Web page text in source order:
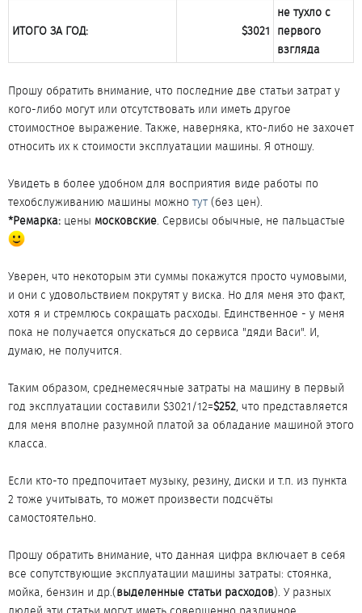
ИТОГО ЗА ГОД: $3021
не тухло с
первого
взгляда
Прошу обратить внимание, что последние две статьи затрат у
кого-либо могут или отсутствовать или иметь другое
стоимостное выражение. Также, наверняка, кто-либо не захочет
относить их к стоимости эксплуатации машины. Я отношу.
Увидеть в более удобном для восприятия виде работы по
техобслуживанию машины можно тут (без цен).
*Ремарка: цены московские. Сервисы обычные, не пальцастые
Уверен, что некоторым эти суммы покажутся просто чумовыми,
и они с удовольствием покрутят у виска. Но для меня это факт,
хотя я и стремлюсь сокращать расходы. Единственное - у меня
пока не получается опускаться до сервиса "дяди Васи". И,
думаю, не получится.
Таким образом, среднемесячные затраты на машину в первый
год эксплуатации составили $3021/12=$252, что представляется
для меня вполне разумной платой за обладание машиной этого
класса.
Если кто-то предпочитает музыку, резину, диски и т.п. из пункта
2 тоже учитывать, то может произвести подсчёты
самостоятельно.
Прошу обратить внимание, что данная цифра включает в себя
все сопутствующие эксплуатации машины затраты: стоянка,
мойка, бензин и др.(выделенные статьи расходов). У разных